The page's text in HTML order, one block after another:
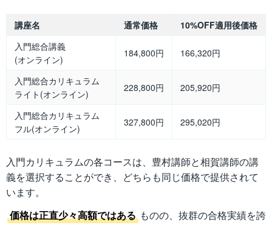
講座名 通常価格
10%OFF適用後価格
入門総合講義
(オンライン)
184,800円 166,320円
入門総合カリキュラム
ライト(オンライン)
228,800円 205,920円
入門総合カリキュラム
フル(オンライン)
327,800円 295,020円
入門カリキュラムの各コースは、豊村講師と相賀講師の講
義を選択することができ、どちらも同じ価格で提供されて
います。
価格は正直少々高額ではある ものの、抜群の合格実績を誇